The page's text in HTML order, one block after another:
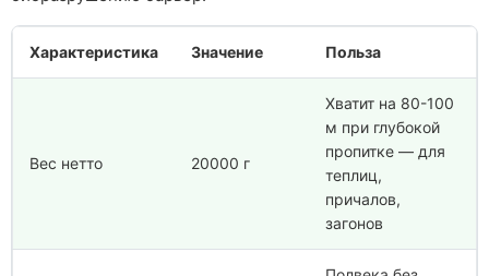
Характеристика Значение Польза
Вес нетто 20000 г
Хватит на 80-100
м при глубокой
пропитке — для
теплиц,
причалов,
загонов